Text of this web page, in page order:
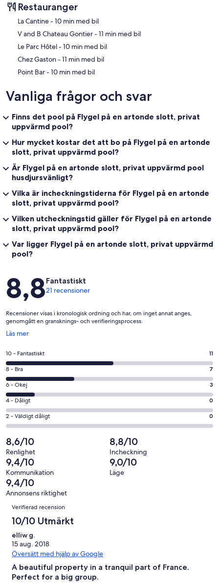
Restauranger
‪La Cantine - ‬10 min med bil
‪V and B Chateau Gontier - ‬11 min med bil
‪Le Parc Hôtel - ‬10 min med bil
‪Chez Gaston - ‬11 min med bil
‪Point Bar - ‬10 min med bil
Vanliga frågor och svar
Finns det pool på Flygel på en artonde slott, privat
uppvärmd pool?
Hur mycket kostar det att bo på Flygel på en artonde
slott, privat uppvärmd pool?
Är Flygel på en artonde slott, privat uppvärmd pool
husdjursvänligt?
Vilka är incheckningstiderna för Flygel på en artonde
slott, privat uppvärmd pool?
Vilken utcheckningstid gäller för Flygel på en artonde
slott, privat uppvärmd pool?
Var ligger Flygel på en artonde slott, privat uppvärmd
pool?
Recensioner
8,8Fantastiskt
21 recensioner
Recensioner visas i kronologisk ordning och har, om inget annat anges,
genomgått en gransknings- och verifieringsprocess.
Läs mer
Öppnas
ett
nytt
fönster
10
-
Fantastiskt
i
betyg.
11
av
21
recensioner
10 - Fantastiskt 11
8
-
Bra
i
betyg.
7
av
21
recensioner
8 - Bra 7
6
-
Okej
i
betyg.
3
av
21
recensioner
6 - Okej 3
4
-
Dåligt
betyg.
0
av
21
recensioner
4 - Dåligt 0
2
-
Väldigt
dåligt
i
betyg.
0
av
21
recensioner
2 - Väldigt dåligt 0
8,6/10
Renlighet
8,8/10
Incheckning
9,4/10
Kommunikation
9,0/10
Läge
9,4/10
Annonsens riktighet
Recensioner
Verifierad recension
10/10 Utmärkt
elliw g.
15 aug. 2018
Översätt med hjälp av Google
A beautiful property in a tranquil part of France.
Perfect for a big group.